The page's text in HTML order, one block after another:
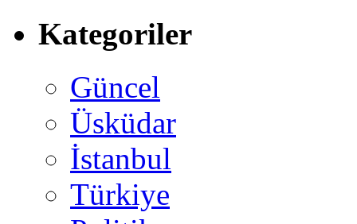
Kategoriler
Güncel
Üsküdar
İstanbul
Türkiye